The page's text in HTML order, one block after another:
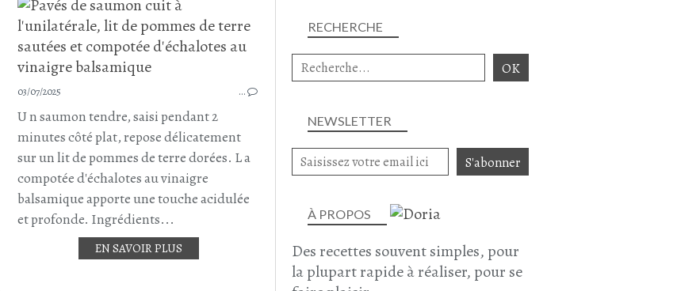
ENTRÉES
SALICORNE
AOÛT 2025
CRUSTACÉS - POISSONS
POISSON
03/07/2025 …
U n saumon tendre, saisi pendant 2
minutes côté plat, repose délicatement
sur un lit de pommes de terre dorées. L a
compotée d'échalotes au vinaigre
balsamique apporte une touche acidulée
et profonde. Ingrédients...
EN SAVOIR PLUSSAUMON
NEWSLETTER
RECHERCHE
À PROPOS
Des recettes souvent simples, pour
la plupart rapide à réaliser, pour se